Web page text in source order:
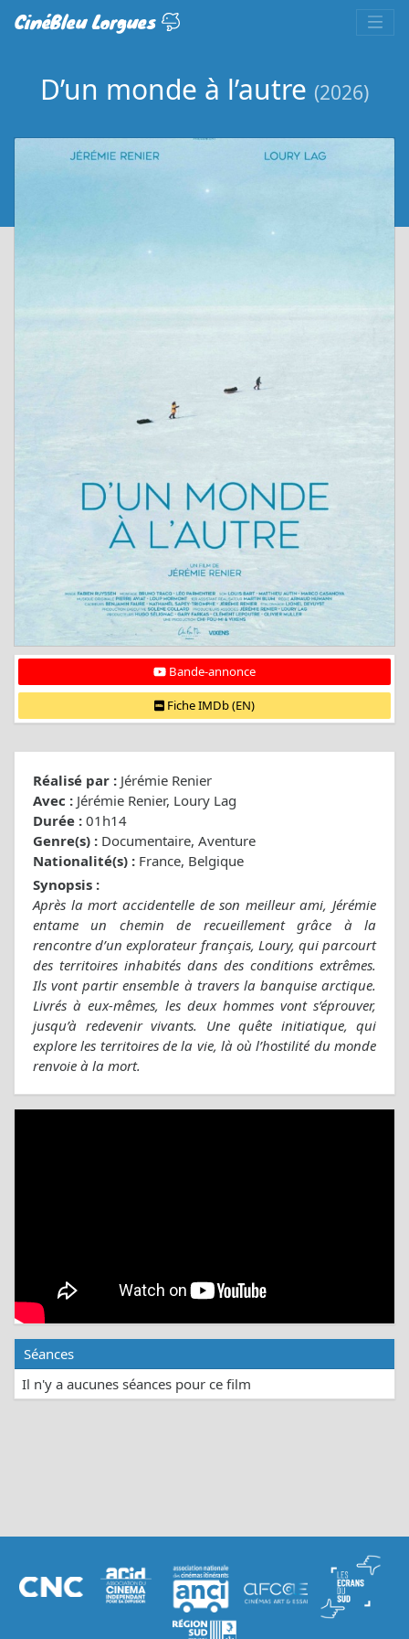
CinéBleu Lorgues
D’un monde à l’autre (2026)
Bande-annonce
Fiche IMDb (EN)
Réalisé par : Jérémie Renier
Avec : Jérémie Renier, Loury Lag
Durée : 01h14
Genre(s) : Documentaire, Aventure
Nationalité(s) : France, Belgique
Synopsis :
Après la mort accidentelle de son meilleur ami, Jérémie
entame un chemin de recueillement grâce à la
rencontre d’un explorateur français, Loury, qui parcourt
des territoires inhabités dans des conditions extrêmes.
Ils vont partir ensemble à travers la banquise arctique.
Livrés à eux-mêmes, les deux hommes vont s’éprouver,
jusqu’à redevenir vivants. Une quête initiatique, qui
explore les territoires de la vie, là où l’hostilité du monde
renvoie à la mort.
Séances
Il n'y a aucunes séances pour ce film